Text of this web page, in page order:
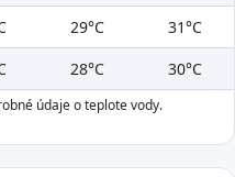
29°C
31°C
28°C 30°C
údaje o teplote vody.